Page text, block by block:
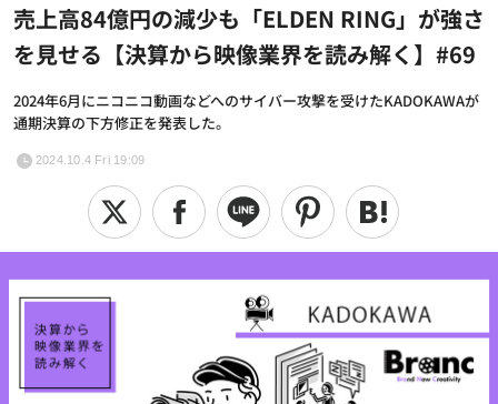
売上高84億円の減少も「ELDEN RING」が強さ
を見せる【決算から映像業界を読み解く】#69
2024年6月にニコニコ動画などへのサイバー攻撃を受けたKADOKAWAが
通期決算の下方修正を発表した。
2024.10.4 Fri 19:09